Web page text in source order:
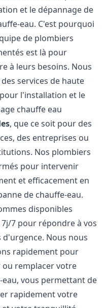
et le dépannage de
eau. C'est pourquoi
de plombiers
est là pour
à leurs besoins. Nous
services de haute
l'installation et le
chauffe eau
, que ce soit pour des
des entreprises ou
Nos plombiers
pour intervenir
et efficacement en
de chauffe-eau.
disponibles
7j/7 pour répondre à vos
d'urgence. Nous nous
rapidement pour
ou remplacer votre
eau, vous permettant de
rapidement votre